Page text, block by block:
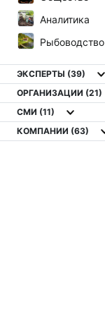
Аналитика
Рыбоводство
ЭКСПЕРТЫ (39)
ОРГАНИЗАЦИИ (21)
СМИ (11)
КОМПАНИИ (63)